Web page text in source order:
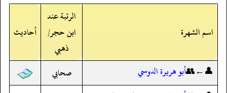
اسم الشهرة
الرتبة عند
ابن حجر/
ذهبي
أحاديث
👤←👥أبو هريرة الدوسي
صحابي